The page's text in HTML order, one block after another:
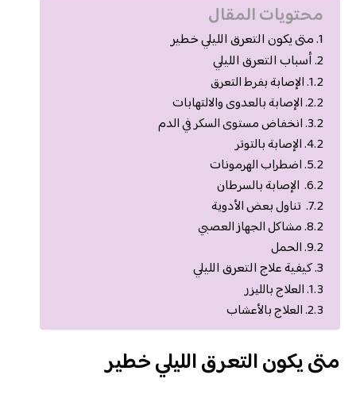
محتويات المقال
متى يكون التعرق الليلي خطير
أسباب التعرق الليلي
الإصابة بفرط التعرق
الإصابة بالعدوى والالتهابات
انخفاض مستوى السكر في الدم
الإصابة بالتوتر
اضطراب الهرمونات
الإصابة بالسرطان
تناول بعض الأدوية
مشاكل الجهاز العصبي
الحمل
كيفية علاج التعرق الليلي
العلاج بالليزر
العلاج بالأعشاب
متى يكون التعرق الليلي خطير